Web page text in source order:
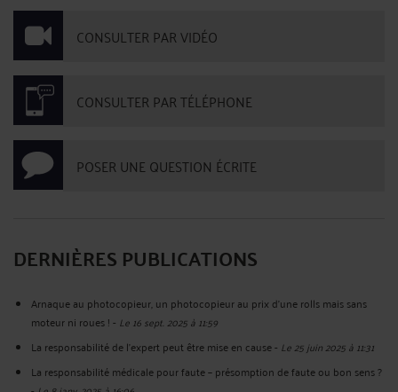
CONSULTER PAR VIDÉO
CONSULTER PAR TÉLÉPHONE
POSER UNE QUESTION ÉCRITE
DERNIÈRES PUBLICATIONS
Arnaque au photocopieur, un photocopieur au prix d'une rolls mais sans
moteur ni roues !- Le 16 sept. 2025 à 11:59
La responsabilité de l’expert peut être mise en cause- Le 25 juin 2025 à 11:31
La responsabilité médicale pour faute – présomption de faute ou bon sens ?